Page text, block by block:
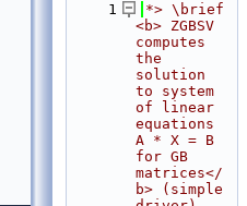
    1
*> \brief
<b> ZGBSV
computes
the
solution
to system
of linear
equations
A * X = B
for GB
matrices</
b> (simple